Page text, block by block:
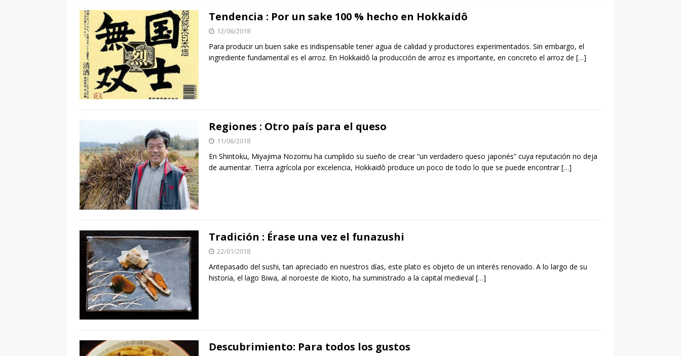
Tendencia : Por un sake 100 % hecho en Hokkaidô
12/06/2018
Para producir un buen sake es indispensable tener agua de calidad y productores experimentados. Sin embargo, el
ingrediente fundamental es el arroz. En Hokkaidô la producción de arroz es importante, en concreto el arroz de […]
Regiones : Otro país para el queso
11/06/2018
En Shintoku, Miyajima Nozomu ha cumplido su sueño de crear “un verdadero queso japonés” cuya reputación no deja
de aumentar. Tierra agrícola por excelencia, Hokkaidô produce un poco de todo lo que se puede encontrar[…]
Tradición : Érase una vez el funazushi
22/01/2018
Antepasado del sushi, tan apreciado en nuestros días, este plato es objeto de un interés renovado. A lo largo de su
historia, el lago Biwa, al noroeste de Kioto, ha suministrado a la capital medieval […]
Descubrimiento: Para todos los gustos